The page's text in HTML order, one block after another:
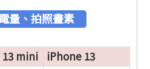
量、拍照畫素
mini
iPhone 13